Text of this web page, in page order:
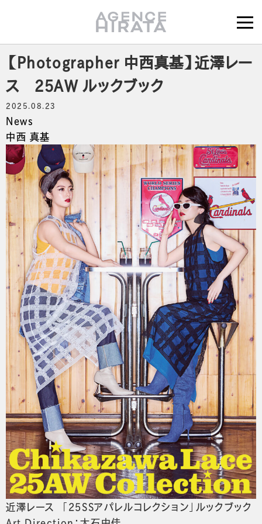
【Photographer 中西真基】近澤レー
ス 25AW ルックブック
2025.08.23
News
中西 真基
近澤レース 「25SSアパレルコレクション」ルックブック